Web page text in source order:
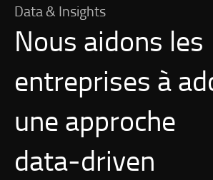
Data & Insights
Nous aidons les
entreprises à
une approche
data-driven